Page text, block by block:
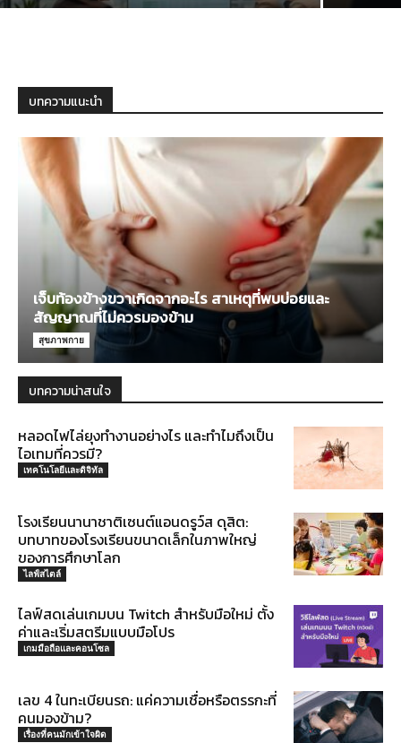
บทความแนะนำ
เจ็บท้องข้างขวาเกิดจากอะไร สาเหตุที่พบบ่อยและ
สัญญาณที่ไม่ควรมองข้าม
สุขภาพกาย
บทความน่าสนใจ
หลอดไฟไล่ยุงทำงานอย่างไร และทำไมถึงเป็น
ไอเทมที่ควรมี?
เทคโนโลยีและดิจิทัล
โรงเรียนนานาชาติเซนต์แอนดรูว์ส ดุสิต:
บทบาทของโรงเรียนขนาดเล็กในภาพใหญ่
ของการศึกษาโลก
ไลฟ์สไตล์
ไลฟ์สดเล่นเกมบน Twitch สำหรับมือใหม่ ตั้ง
ค่าและเริ่มสตรีมแบบมือโปร
เกมมือถือและคอนโซล
เลข 4 ในทะเบียนรถ: แค่ความเชื่อหรือตรรกะที่
คนมองข้าม?
เรื่องที่คนมักเข้าใจผิด